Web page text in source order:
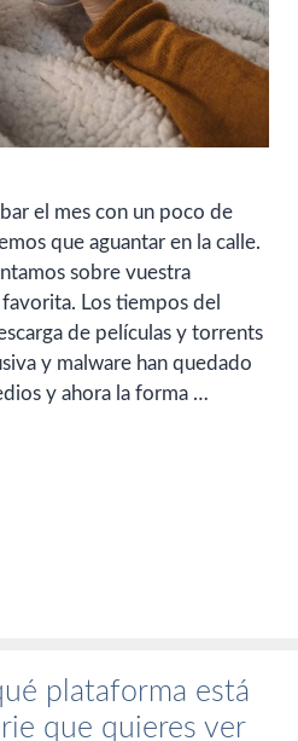
el mes con un poco de
que aguantar en la calle.
sobre vuestra
Los tiempos del
de películas y torrents
y malware han quedado
y ahora la forma …
plataforma está
que quieres ver